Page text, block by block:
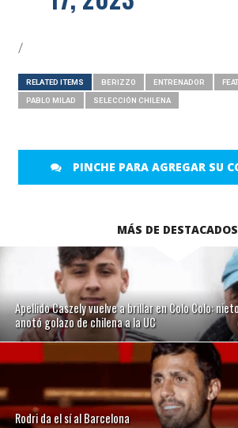
/
RELATED ITEMS BERIZZO ENTRENADOR
PABLO MILAD SELECCIÓN CHILENA
PINCHE PARA AGREGAR SU
MÁS DE DESTACADOS
Apellido Caszely vuelve a brillar en Colo Colo:
anotó golazo de chilena a la UC
Rodri da el sí al Barcelona